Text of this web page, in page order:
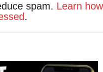
spam. Learn how
.